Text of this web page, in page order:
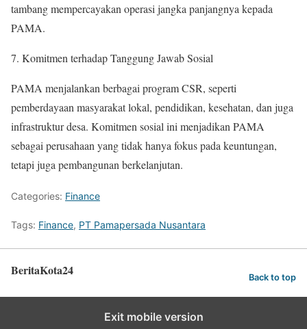
tambang mempercayakan operasi jangka panjangnya kepada
PAMA.
Komitmen terhadap Tanggung Jawab Sosial
PAMA menjalankan berbagai program CSR, seperti
pemberdayaan masyarakat lokal, pendidikan, kesehatan, dan juga
infrastruktur desa. Komitmen sosial ini menjadikan PAMA
sebagai perusahaan yang tidak hanya fokus pada keuntungan,
tetapi juga pembangunan berkelanjutan.
Categories: Finance
Tags: Finance, PT Pamapersada Nusantara
BeritaKota24 Back to top
Exit mobile version